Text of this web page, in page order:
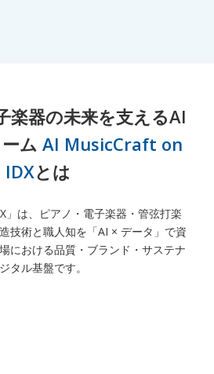
楽器の未来を支えるAI
ム AI MusicCraft on
IDXとは
」は、ピアノ・電子楽器・管弦打楽
技術と職人知を「AI × データ」で資
における品質・ブランド・サステナ
タル基盤です。